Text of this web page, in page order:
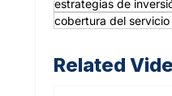
estrategias de
cobertura del
Related